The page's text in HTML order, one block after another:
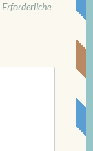
Erforderliche